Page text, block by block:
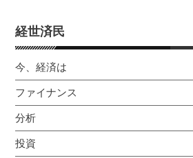
経世済民
今、経済は
ファイナンス
分析
投資